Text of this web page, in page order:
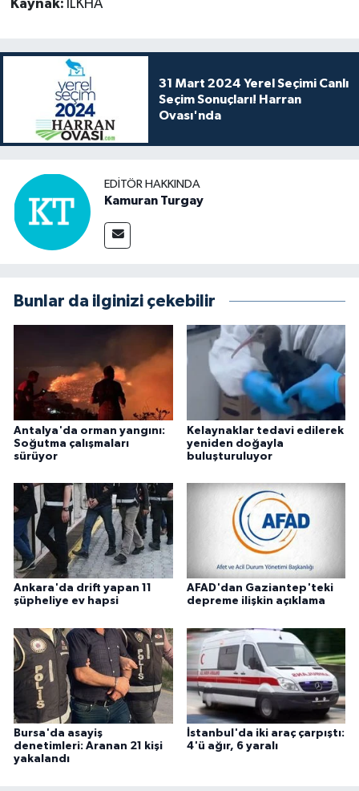
Kaynak: İLKHA
31 Mart 2024 Yerel Seçimi Canlı
Seçim Sonuçları! Harran
Ovası'nda
EDITÖR HAKKINDA
Kamuran Turgay
Bunlar da ilginizi çekebilir
Antalya'da orman yangını:
Soğutma çalışmaları
sürüyor
Kelaynaklar tedavi edilerek
yeniden doğayla
buluşturuluyor
Ankara'da drift yapan 11
şüpheliye ev hapsi
AFAD'dan Gaziantep'teki
depreme ilişkin açıklama
Bursa'da asayiş
denetimleri: Aranan 21 kişi
yakalandı
İstanbul'da iki araç çarpıştı:
4'ü ağır, 6 yaralı